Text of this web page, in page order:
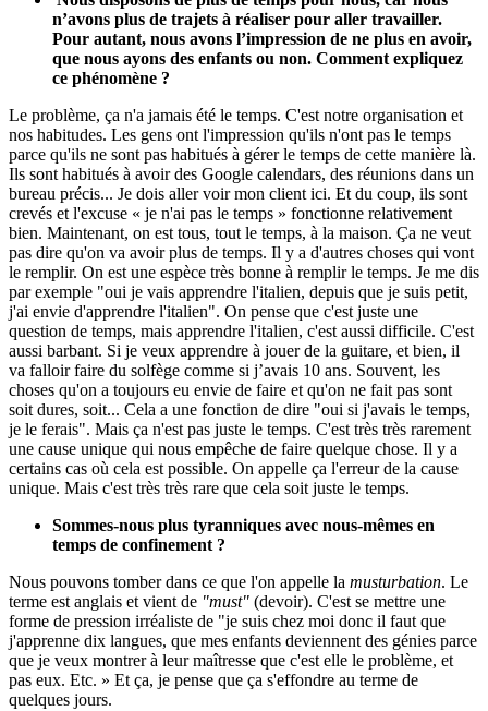
n’avons plus de trajets à réaliser pour aller travailler.
Pour autant, nous avons l’impression de ne plus en avoir,
que nous ayons des enfants ou non. Comment expliquez
ce phénomène ?
Le problème, ça n'a jamais été le temps. C'est notre organisation et
nos habitudes. Les gens ont l'impression qu'ils n'ont pas le temps
parce qu'ils ne sont pas habitués à gérer le temps de cette manière là.
Ils sont habitués à avoir des Google calendars, des réunions dans un
bureau précis... Je dois aller voir mon client ici. Et du coup, ils sont
crevés et l'excuse « je n'ai pas le temps » fonctionne relativement
bien. Maintenant, on est tous, tout le temps, à la maison. Ça ne veut
pas dire qu'on va avoir plus de temps. Il y a d'autres choses qui vont
le remplir. On est une espèce très bonne à remplir le temps. Je me dis
par exemple "oui je vais apprendre l'italien, depuis que je suis petit,
j'ai envie d'apprendre l'italien". On pense que c'est juste une
question de temps, mais apprendre l'italien, c'est aussi difficile. C'est
aussi barbant. Si je veux apprendre à jouer de la guitare, et bien, il
va falloir faire du solfège comme si j’avais 10 ans. Souvent, les
choses qu'on a toujours eu envie de faire et qu'on ne fait pas sont
soit dures, soit... Cela a une fonction de dire "oui si j'avais le temps,
je le ferais". Mais ça n'est pas juste le temps. C'est très très rarement
une cause unique qui nous empêche de faire quelque chose. Il y a
certains cas où cela est possible. On appelle ça l'erreur de la cause
unique. Mais c'est très très rare que cela soit juste le temps.
Sommes-nous plus tyranniques avec nous-mêmes en
temps de confinement ?
Nous pouvons tomber dans ce que l'on appelle la musturbation. Le
terme est anglais et vient de "must" (devoir). C'est se mettre une
forme de pression irréaliste de "je suis chez moi donc il faut que
j'apprenne dix langues, que mes enfants deviennent des génies parce
que je veux montrer à leur maîtresse que c'est elle le problème, et
pas eux. Etc. » Et ça, je pense que ça s'effondre au terme de
quelques jours.